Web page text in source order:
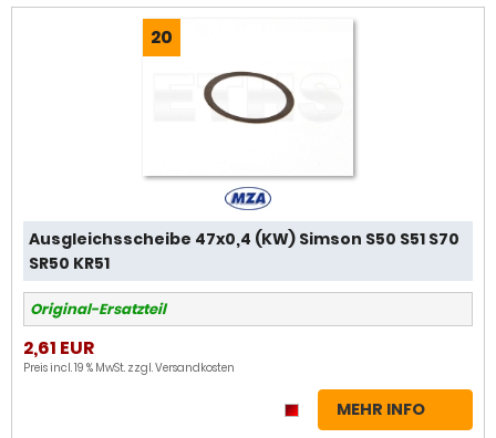
20
Ausgleichsscheibe 47x0,4 (KW) Simson S50 S51 S70
SR50 KR51
Original-Ersatzteil
2,61 EUR
Preis incl. 19 % MwSt. zzgl.Versandkosten
MEHR INFO